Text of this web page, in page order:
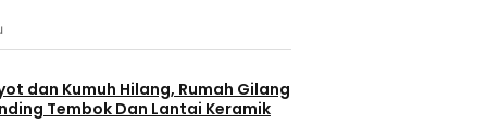
dan Kumuh Hilang, Rumah Gilang
Tembok Dan Lantai Keramik